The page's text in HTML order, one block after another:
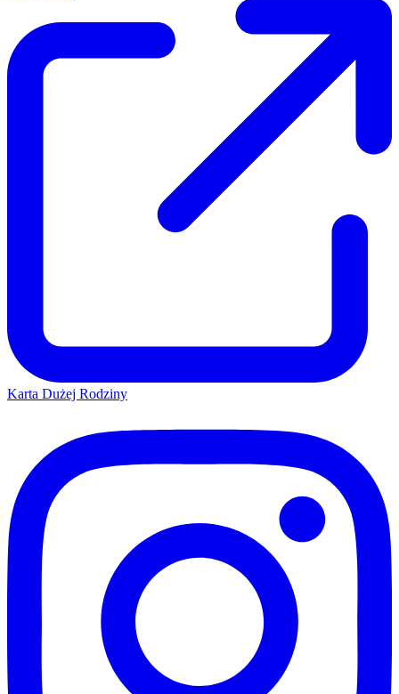
Karta Dużej Rodziny